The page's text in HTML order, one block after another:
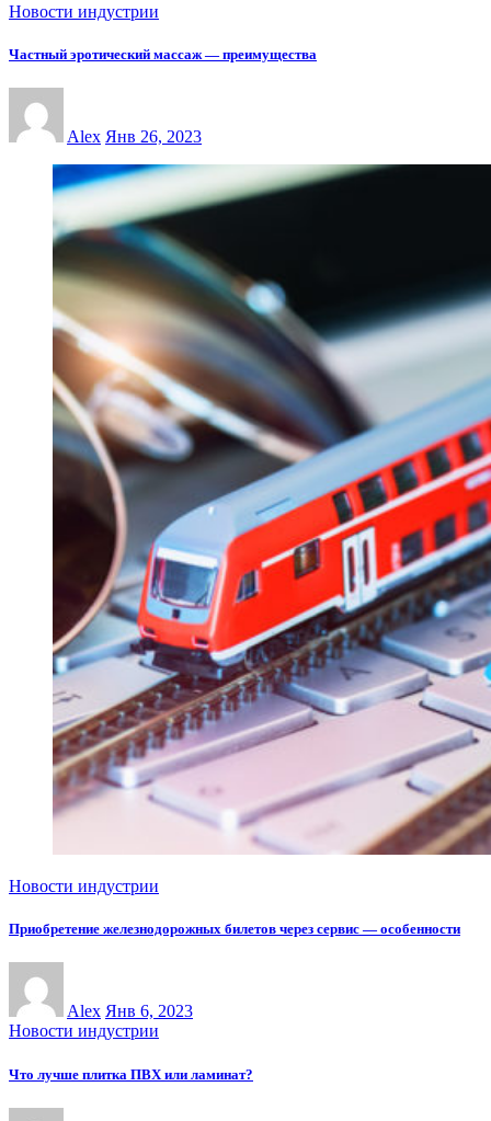
Новости индустрии
Частный эротический массаж — преимущества
Alex Янв 26, 2023
Новости индустрии
Приобретение железнодорожных билетов через сервис — особенности
Alex Янв 6, 2023
Новости индустрии
Что лучше плитка ПВХ или ламинат?